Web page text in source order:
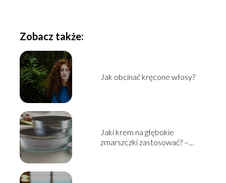
Zobacz także:
Jak obcinać kręcone włosy?
Jaki krem na głębokie
zmarszczki zastosować? –